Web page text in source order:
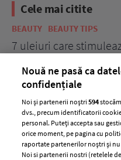
Cele mai citite
BEAUTY BEAUTY TIPS
7 uleiuri care
Nouă ne pasă ca
confidențiale
Noi și partenerii noștri594
dvs., precum identificatorii
personal. Puteți accepta sau
orice moment, pe pagina cu
raportate partenerilor noștri și nu
Noi si partenerii nostri (retelele